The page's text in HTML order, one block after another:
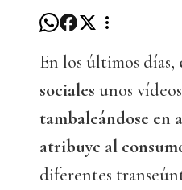
En los últimos días,
sociales unos
tambaleándose en
atribuye al
diferentes